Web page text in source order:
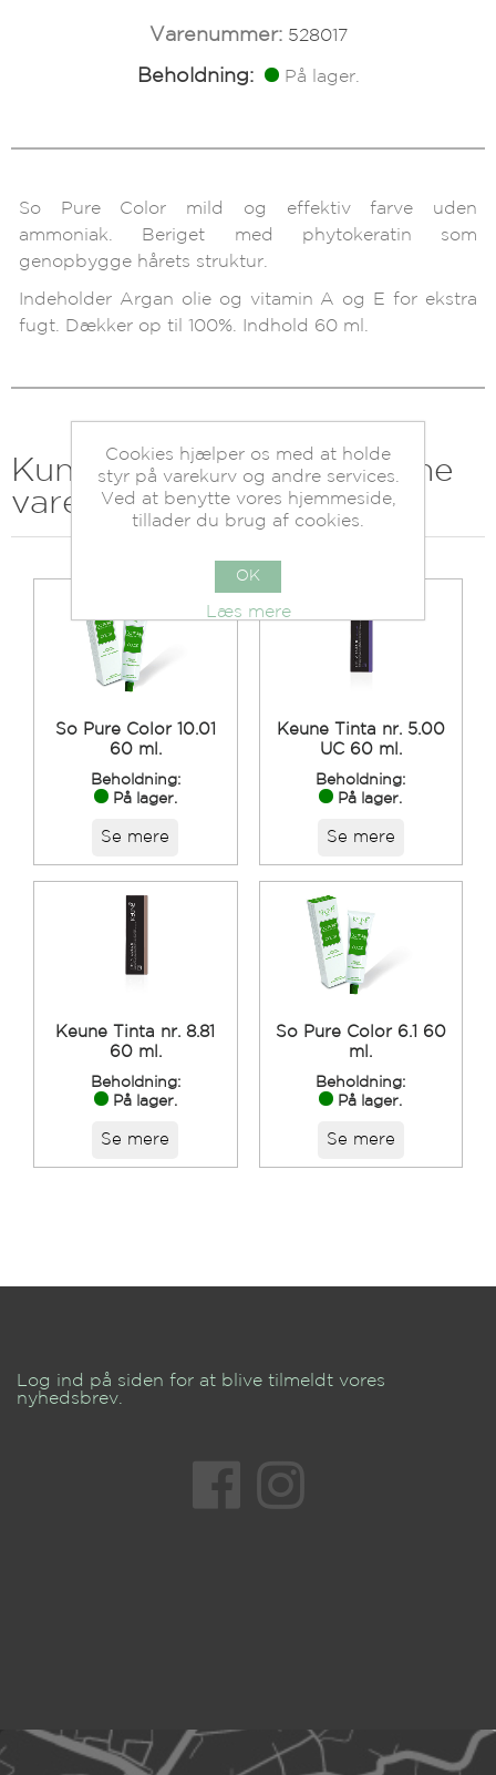
Varenummer: 528017
Beholdning: På lager.
So Pure Color mild og effektiv farve uden
ammoniak. Beriget med phytokeratin som
genopbygge hårets struktur.
Indeholder Argan olie og vitamin A og E for ekstra
fugt. Dækker op til 100%. Indhold 60 ml.
Kunder der har købt denne
vare købte også
So Pure Color 10.01
60 ml.
Beholdning:
På lager.
Se mere
Keune Tinta nr. 5.00
UC 60 ml.
Beholdning:
På lager.
Se mere
Keune Tinta nr. 8.81
60 ml.
Beholdning:
På lager.
Se mere
So Pure Color 6.1 60
ml.
Beholdning:
På lager.
Se mere
Log ind på siden for at blive tilmeldt vores
nyhedsbrev.
Cookies hjælper os med at holde
styr på varekurv og andre services.
Ved at benytte vores hjemmeside,
tillader du brug af cookies.
OK
Læs mere